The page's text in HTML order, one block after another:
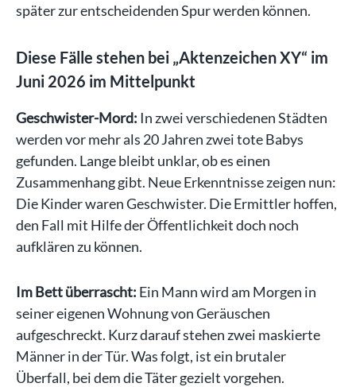
später zur entscheidenden Spur werden können.
Diese Fälle stehen bei „Aktenzeichen XY“ im
Juni 2026 im Mittelpunkt
Geschwister-Mord: In zwei verschiedenen Städten
werden vor mehr als 20 Jahren zwei tote Babys
gefunden. Lange bleibt unklar, ob es einen
Zusammenhang gibt. Neue Erkenntnisse zeigen nun:
Die Kinder waren Geschwister. Die Ermittler hoffen,
den Fall mit Hilfe der Öffentlichkeit doch noch
aufklären zu können.
Im Bett überrascht: Ein Mann wird am Morgen in
seiner eigenen Wohnung von Geräuschen
aufgeschreckt. Kurz darauf stehen zwei maskierte
Männer in der Tür. Was folgt, ist ein brutaler
Überfall, bei dem die Täter gezielt vorgehen.